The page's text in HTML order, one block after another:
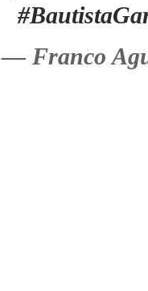
— Franco